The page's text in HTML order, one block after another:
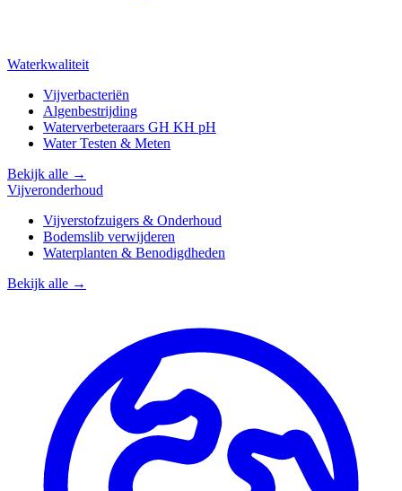
Waterkwaliteit
Vijverbacteriën
Algenbestrijding
Waterverbeteraars GH KH pH
Water Testen & Meten
Bekijk alle →
Vijveronderhoud
Vijverstofzuigers & Onderhoud
Bodemslib verwijderen
Waterplanten & Benodigdheden
Bekijk alle →